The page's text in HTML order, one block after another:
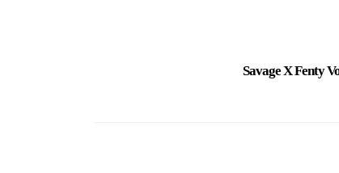
Savage X Fenty